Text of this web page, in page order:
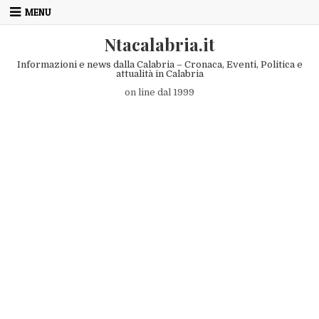
Skip to content
MENU
Ntacalabria.it
Informazioni e news dalla Calabria – Cronaca, Eventi, Politica e
attualità in Calabria
on line dal 1999